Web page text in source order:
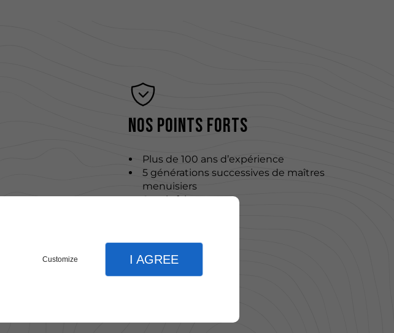
Customize I AGREE
Nos points forts
Plus de 100 ans d’expérience
5 générations successives de maîtres
menuisiers
Savoir-faire
Technique